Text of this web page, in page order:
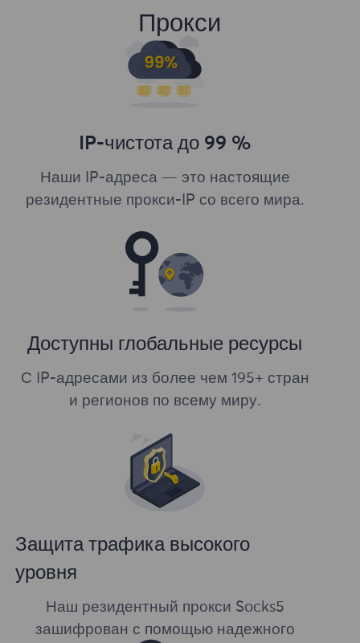
Прокси
IP-чистота до 99 %
Наши IP-адреса — это настоящие
резидентные прокси-IP со всего мира.
Доступны глобальные ресурсы
С IP-адресами из более чем 195+ стран
и регионов по всему миру.
Защита трафика высокого
уровня
Наш резидентный прокси Socks5
зашифрован с помощью надежного